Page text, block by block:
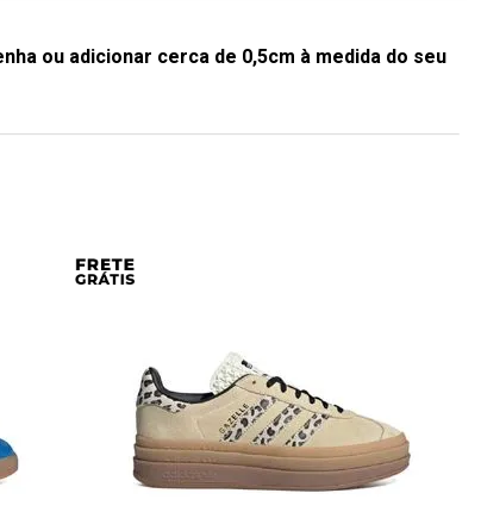
ou adicionar cerca de 0,5cm à medida do seu